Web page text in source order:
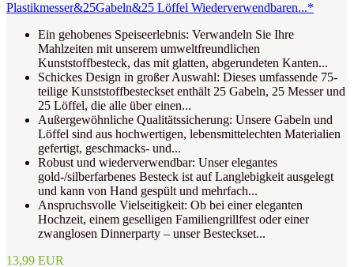
Plastikmesser&25Gabeln&25 Löffel Wiederverwendbaren...*
Ein gehobenes Speiseerlebnis: Verwandeln Sie Ihre
Mahlzeiten mit unserem umweltfreundlichen
Kunststoffbesteck, das mit glatten, abgerundeten Kanten...
Schickes Design in großer Auswahl: Dieses umfassende 75-
teilige Kunststoffbesteckset enthält 25 Gabeln, 25 Messer und
25 Löffel, die alle über einen...
Außergewöhnliche Qualitätssicherung: Unsere Gabeln und
Löffel sind aus hochwertigen, lebensmittelechten Materialien
gefertigt, geschmacks- und...
Robust und wiederverwendbar: Unser elegantes
gold-/silberfarbenes Besteck ist auf Langlebigkeit ausgelegt
und kann von Hand gespült und mehrfach...
Anspruchsvolle Vielseitigkeit: Ob bei einer eleganten
Hochzeit, einem geselligen Familiengrillfest oder einer
zwanglosen Dinnerparty – unser Besteckset...
13,99 EUR